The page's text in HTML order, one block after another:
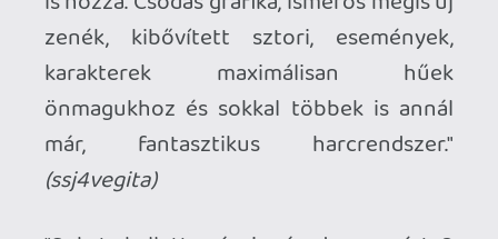
"Eredetileg egy hatalmas sci-fi eposszal
számoltam, azonban nem lett más belőle
mint egy befejezetlen borderlands klón
megfűszerezve egy kellően élvezetes
valamint összetett NPC karakterekkel és
egy majdnem tökéletes, rendkívül ötletes
fejlődési rendszerrel."